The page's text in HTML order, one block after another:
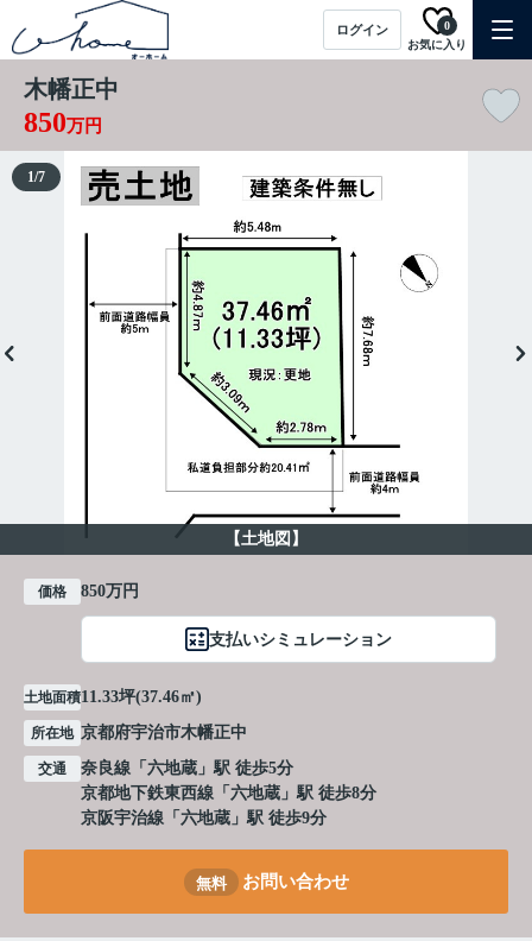
ログイン
お気に入り
0
木幡正中
850万円
【土地図】
1/7
価格 850万円
支払いシミュレーション
土地面積11.33坪(37.46㎡)
所在地 京都府宇治市木幡正中
交通 奈良線 「 六地蔵 」駅 徒歩5分
京都地下鉄東西線 「 六地蔵 」駅 徒歩8分
京阪宇治線 「 六地蔵 」駅 徒歩9分
無料 お問い合わせ